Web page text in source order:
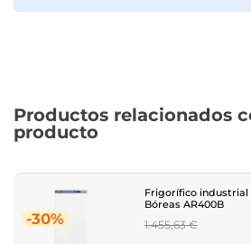
Productos relacionados
producto
-30%
Frigorífico
Bóreas AR400B
Regular
1.455,63 €